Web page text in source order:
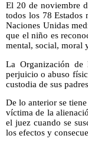
El 20 de noviembre
todos los 78 Estados
Naciones Unidas
que el niño es
mental, social, moral
La Organización
perjuicio o abuso
custodia de sus
De lo anterior se
víctima de la
el juez cuando se
los efectos y